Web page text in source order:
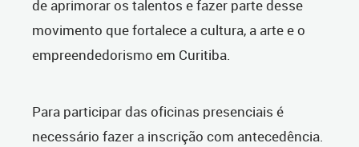
de aprimorar os talentos e fazer parte desse
movimento que fortalece a cultura, a arte e o
empreendedorismo em Curitiba.
Para participar das oficinas presenciais é
necessário fazer a inscrição com antecedência.